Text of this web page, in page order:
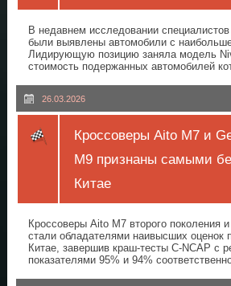
В недавнем исследовании
были выявлены автомобили с
Лидирующую позицию заняла модель
стоимость подержанных автомобилей
26.03.2026
Кроссоверы Aito M7 и
M9 признаны самыми
Китае
Кроссоверы Aito M7 второго поколения
стали обладателями наивысших оценок
Китае, завершив краш-тесты C-NCAP с
показателями 95% и 94%